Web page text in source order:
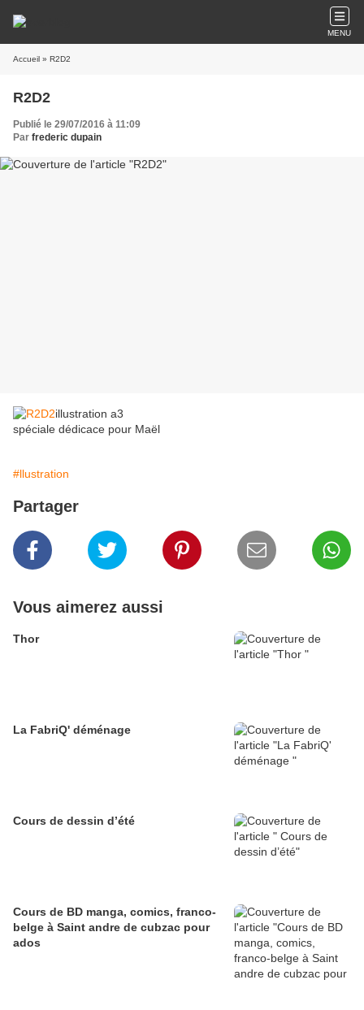
MENU
Accueil » R2D2
R2D2
Publié le 29/07/2016 à 11:09
Par frederic dupain
illustration a3
spéciale dédicace pour Maël
#llustration
Partager
Vous aimerez aussi
Thor
La FabriQ' déménage
Cours de dessin d’été
Cours de BD manga, comics, franco-
belge à Saint andre de cubzac pour
ados